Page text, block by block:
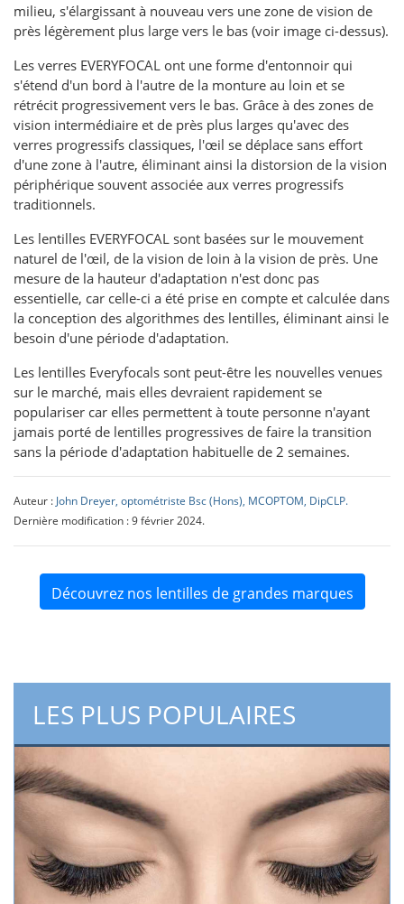
milieu, s'élargissant à nouveau vers une zone de vision de
près légèrement plus large vers le bas (voir image ci-dessus).
Les verres EVERYFOCAL ont une forme d'entonnoir qui
s'étend d'un bord à l'autre de la monture au loin et se
rétrécit progressivement vers le bas. Grâce à des zones de
vision intermédiaire et de près plus larges qu'avec des
verres progressifs classiques, l'œil se déplace sans effort
d'une zone à l'autre, éliminant ainsi la distorsion de la vision
périphérique souvent associée aux verres progressifs
traditionnels.
Les lentilles EVERYFOCAL sont basées sur le mouvement
naturel de l'œil, de la vision de loin à la vision de près. Une
mesure de la hauteur d'adaptation n'est donc pas
essentielle, car celle-ci a été prise en compte et calculée dans
la conception des algorithmes des lentilles, éliminant ainsi le
besoin d'une période d'adaptation.
Les lentilles Everyfocals sont peut-être les nouvelles venues
sur le marché, mais elles devraient rapidement se
populariser car elles permettent à toute personne n'ayant
jamais porté de lentilles progressives de faire la transition
sans la période d'adaptation habituelle de 2 semaines.
Auteur : John Dreyer, optométriste Bsc (Hons), MCOPTOM, DipCLP.
Dernière modification : 9 février 2024.
Découvrez nos lentilles de grandes marques
LES PLUS POPULAIRES